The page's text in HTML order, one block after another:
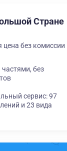
Стране
цена без комиссии
без
сервис: 97
и 23 вида